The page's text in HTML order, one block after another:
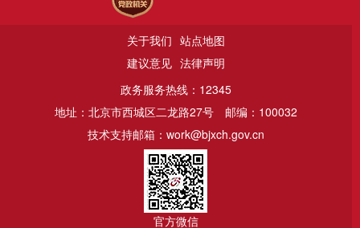
关于我们 站点地图
建议意见 法律声明
政务服务热线：12345
地址：北京市西城区二龙路27号
邮编：100032
技术支持邮箱：work@bjxch.gov.cn
官方微信